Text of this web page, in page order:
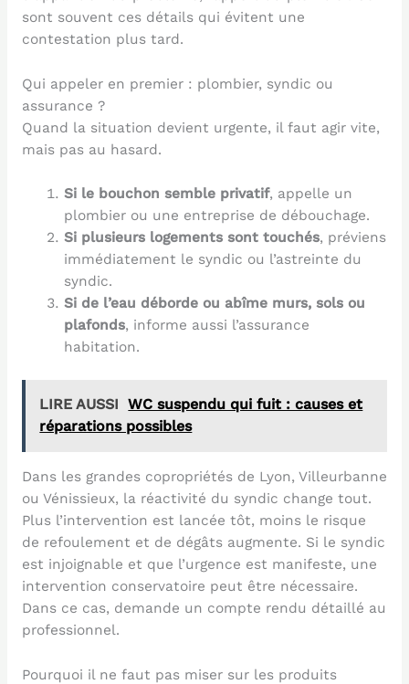
sont souvent ces détails qui évitent une
contestation plus tard.
Qui appeler en premier : plombier, syndic ou
assurance ?
Quand la situation devient urgente, il faut agir vite,
mais pas au hasard.
Si le bouchon semble privatif, appelle un
plombier ou une entreprise de débouchage.
Si plusieurs logements sont touchés, préviens
immédiatement le syndic ou l’astreinte du
syndic.
Si de l’eau déborde ou abîme murs, sols ou
plafonds, informe aussi l’assurance
habitation.
LIRE AUSSI WC suspendu qui fuit : causes et
réparations possibles
Dans les grandes copropriétés de Lyon, Villeurbanne
ou Vénissieux, la réactivité du syndic change tout.
Plus l’intervention est lancée tôt, moins le risque
de refoulement et de dégâts augmente. Si le syndic
est injoignable et que l’urgence est manifeste, une
intervention conservatoire peut être nécessaire.
Dans ce cas, demande un compte rendu détaillé au
professionnel.
Pourquoi il ne faut pas miser sur les produits